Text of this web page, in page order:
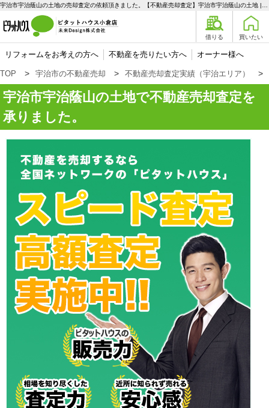
借りる 買いたい
リフォームをお考えの方へ 不動産を売りたい方へ オーナー様へ
TOP 宇治市の不動産売却 不動産売却査定実績（宇治エリア）
宇治市宇治蔭山の土地で不動産売却査定を
承りました。